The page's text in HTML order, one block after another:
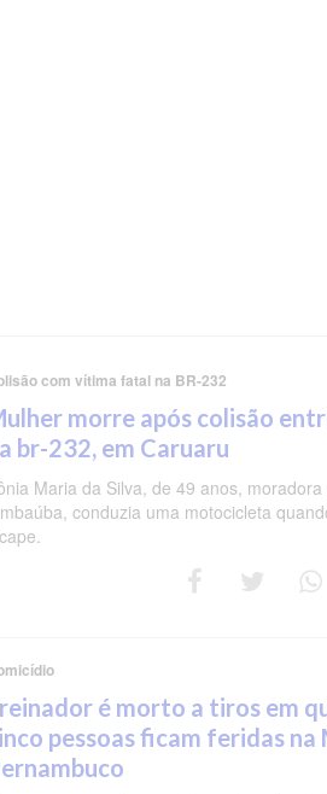
com vítima fatal na BR-232
morre após colisão
br-232, em Caruaru
Maria da Silva, de 49 anos,
conduzia uma motocicleta
é morto a tiros em
pessoas ficam feridas na